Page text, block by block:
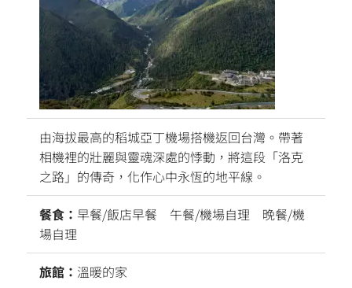
由海拔最高的稻城亞丁機場搭機返回台灣。帶著
相機裡的壯麗與靈魂深處的悸動，將這段「洛克
之路」的傳奇，化作心中永恆的地平線。
餐食： 早餐/飯店早餐 午餐/機場自理 晚餐/機
場自理
旅館： 溫暖的家